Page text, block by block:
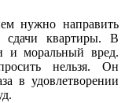
нужно направить
сдачи квартиры. В
и моральный вред.
нельзя. Он
в удовлетворении